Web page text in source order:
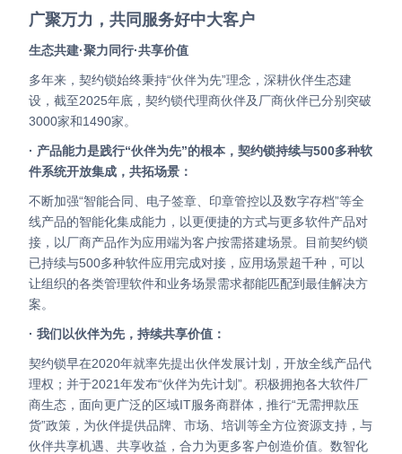
广聚万力，共同服务好中大客户
生态共建·聚力同行·共享价值
多年来，契约锁始终秉持“伙伴为先”理念，深耕伙伴生态建
设，截至2025年底，契约锁代理商伙伴及厂商伙伴已分别突破
3000家和1490家。
· 产品能力是践行“伙伴为先”的根本，契约锁持续与500多种软
件系统开放集成，共拓场景：
不断加强“智能合同、电子签章、印章管控以及数字存档”等全
线产品的智能化集成能力，以更便捷的方式与更多软件产品对
接，以厂商产品作为应用端为客户按需搭建场景。
目前契约锁
已持续与500多种软件应用完成对接，应用场景超千种，可以
让组织的各类管理软件和业务场景需求都能匹配到最佳解决方
案。
· 我们以伙伴为先，持续共享价值：
契约锁早在2020年就率先提出伙伴发展计划，开放全线产品代
理权；并于2021年发布“伙伴为先计划”。 积极拥抱各大软件厂
商生态，面向更广泛的区域IT服务商群体，推行“无需押款压
货”政策，为伙伴提供品牌、市场、培训等全方位资源支持，与
伙伴共享机遇、共享收益，合力为更多客户创造价值。 数智化